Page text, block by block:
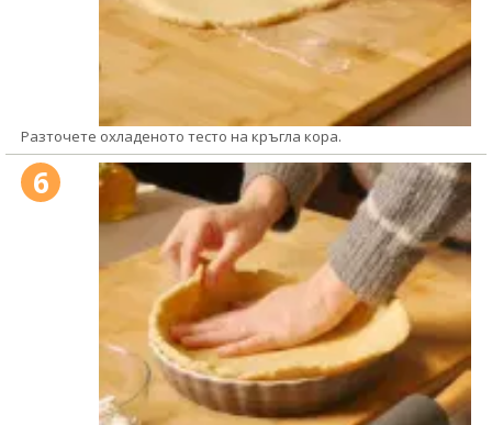
Разточете охладеното тесто на кръгла кора.
6